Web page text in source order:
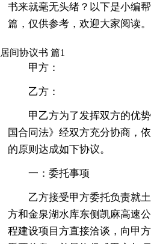
书来就毫无头绪？以下是小编
篇，仅供参考，欢迎大家阅读。
居间协议书 篇1
甲方：
乙方：
甲乙方为了发挥双方的优
国合同法》经双方充分协商，
的原则达成如下协议。
一：委托事项
乙方接受甲方委托负责就
方和金泉湖水库东侧凯麻高速
程建设项目方直接洽谈，向甲